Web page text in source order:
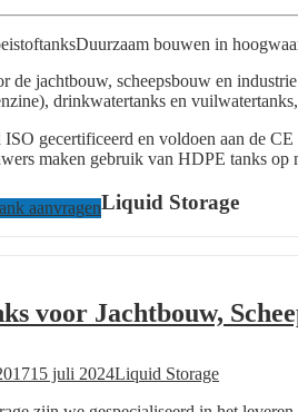
Duurzaam bouwen in
de jachtbouw, scheepsbouw en
drinkwatertanks en
gecertificeerd en voldoen aan de
maken gebruik van HDPE tanks
aanvragenLiquid Storage
voor Jachtbouw,
15 juli 2024Author
Liquid Storage